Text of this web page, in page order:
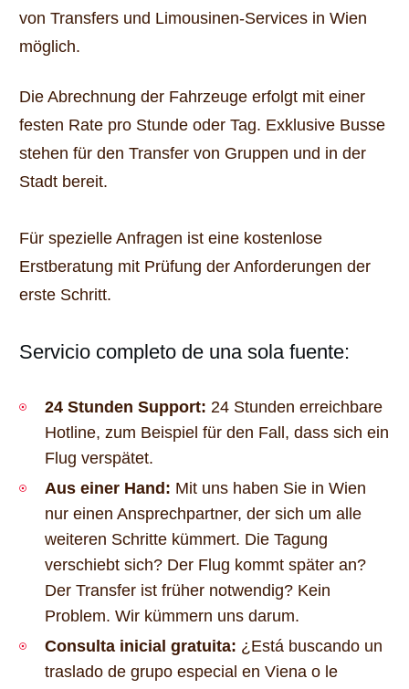
von Transfers und Limousinen-Services in Wien
möglich.
Die Abrechnung der Fahrzeuge erfolgt mit einer
festen Rate pro Stunde oder Tag. Exklusive Busse
stehen für den Transfer von Gruppen und in der
Stadt bereit.
Für spezielle Anfragen ist eine kostenlose
Erstberatung mit Prüfung der Anforderungen der
erste Schritt.
Servicio completo de una sola fuente:
24 Stunden Support: 24 Stunden erreichbare
Hotline, zum Beispiel für den Fall, dass sich ein
Flug verspätet.
Aus einer Hand: Mit uns haben Sie in Wien
nur einen Ansprechpartner, der sich um alle
weiteren Schritte kümmert. Die Tagung
verschiebt sich? Der Flug kommt später an?
Der Transfer ist früher notwendig? Kein
Problem. Wir kümmern uns darum.
Consulta inicial gratuita: ¿Está buscando un
traslado de grupo especial en Viena o le